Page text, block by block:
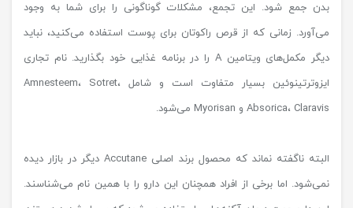
بدن جمع شود. این تجمع، مشکلات گوناگونی را برای شما به وجود
می‌آورد. زمانی که از قرص راکوتان برای پوست استفاده می‌کنید، نباید
دیگر مکمل‌های ویتامین A را در برنامه غذایی خود بگذارید. نام تجاری
ایزوترتینوئین بسیار متفاوت است و شامل Amnesteem، Sotret،
Absorica، Claravis و Myorisan می‌شود.
البته ناگفته نماند که محصول برند اصلی Accutane دیگر در بازار دیده
نمی‌شود. اما برخی از افراد همچنان این دارو را با همین نام می‌شناسند.